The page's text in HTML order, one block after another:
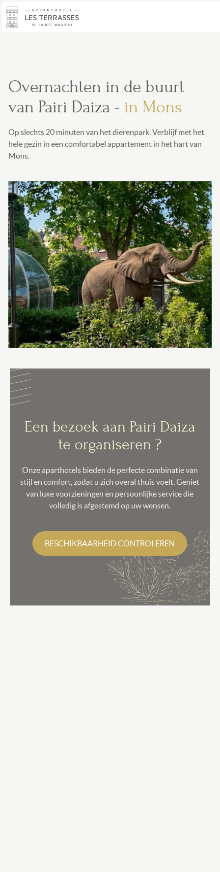
Skip
to
main
Overnachten in de buurt
van Pairi Daiza - in Mons
Op slechts 20 minuten van het dierenpark. Verblijf met het
hele gezin in een comfortabel appartement in het hart van
Mons.
Image
Een bezoek aan Pairi Daiza
te organiseren ?
Onze aparthotels bieden de perfecte combinatie van
stijl en comfort, zodat u zich overal thuis voelt. Geniet
van luxe voorzieningen en persoonlijke service die
volledig is afgestemd op uw wensen.
BESCHIKBAARHEID CONTROLEREN